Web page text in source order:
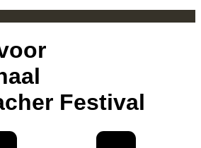
Festival